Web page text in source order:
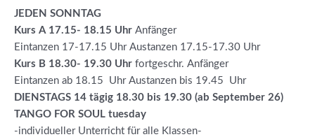
JEDEN SONNTAG
Kurs A 17.15- 18.15 Uhr Anfänger
Eintanzen 17-17.15 Uhr Austanzen 17.15-17.30 Uhr
Kurs B 18.30- 19.30 Uhr fortgeschr. Anfänger
Eintanzen ab 18.15 Uhr Austanzen bis 19.45 Uhr
DIENSTAGS 14 tägig 18.30 bis 19.30 (ab September 26)
TANGO FOR SOUL tuesday
-individueller Unterricht für alle Klassen-